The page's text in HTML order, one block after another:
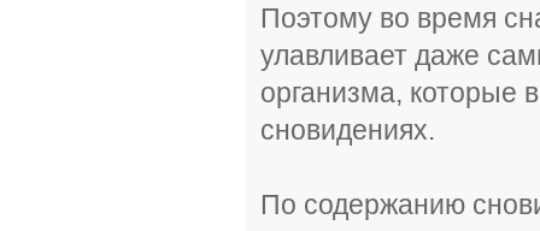
Поэтому во время
улавливает даже
организма, которые
сновидениях.
По содержанию